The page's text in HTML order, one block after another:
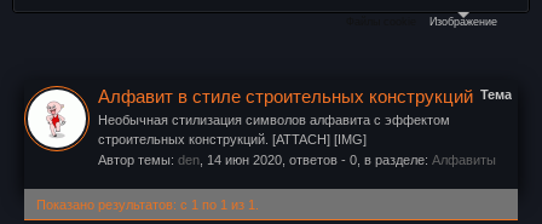
Изображение
Тема
Алфавит в стиле строительных конструкций
Необычная стилизация символов алфавита с эффектом
строительных конструкций. [ATTACH] [IMG]
Автор темы: den 14 июн 2020 , ответов - 0, в разделе: Алфавиты
Показано результатов: с 1 по 1 из 1.